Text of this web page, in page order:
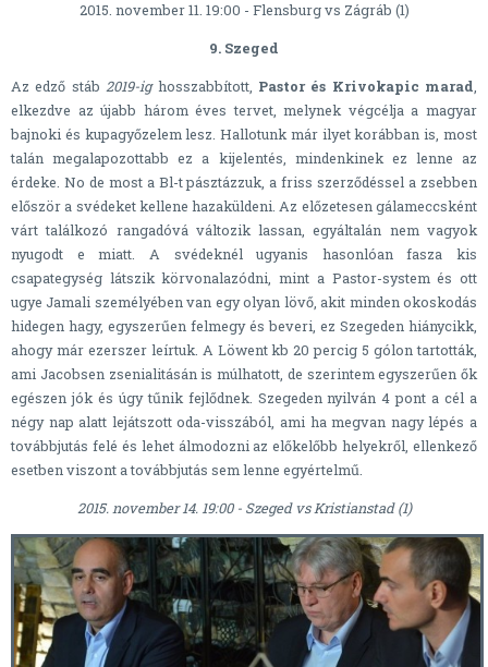
2015. november 11. 19:00 - Flensburg vs Zágráb (1)
9. Szeged
Az edző stáb 2019-ighosszabbított, Pastor és Krivokapic marad
elkezdve az újabb három éves tervet, melynek végcélja a magyar
bajnoki és kupagyőzelem lesz. Hallotunk már ilyet korábban is, most
talán megalapozottabb ez a kijelentés, mindenkinek ez lenne az
érdeke. No de most a Bl-t pásztázzuk, a friss szerződéssel a zsebben
először a svédeket kellene hazaküldeni. Az előzetesen gálameccsként
várt találkozó rangadóvá változik lassan, egyáltalán nem vagyok
nyugodt e miatt. A svédeknél ugyanis hasonlóan fasza kis
csapategység látszik körvonalazódni, mint a Pastor-system és ott
ugye Jamali személyében van egy olyan lövő, akit minden okoskodás
hidegen hagy, egyszerűen felmegy és beveri, ez Szegeden hiánycikk,
ahogy már ezerszer leírtuk. A Löwent kb 20 percig 5 gólon tartották,
ami Jacobsen zsenialitásán is múlhatott, de szerintem egyszerűen ők
egészen jók és úgy tűnik fejlődnek. Szegeden nyilván 4 pont a cél a
négy nap alatt lejátszott oda-visszából, ami ha megvan nagy lépés a
továbbjutás felé és lehet álmodozni az előkelőbb helyekről, ellenkező
esetben viszont a továbbjutás sem lenne egyértelmű.
2015. november 14. 19:00 - Szeged vs Kristianstad (1)